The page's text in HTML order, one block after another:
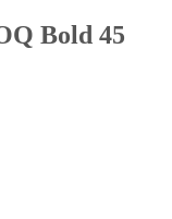
Bold 45